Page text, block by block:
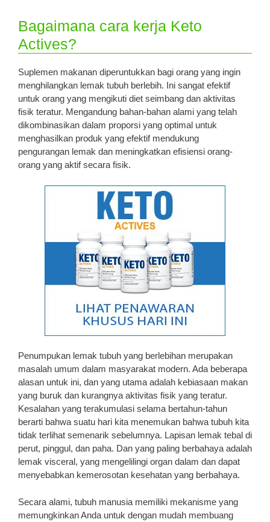
Bagaimana cara kerja Keto
Actives?
Suplemen makanan diperuntukkan bagi orang yang ingin
menghilangkan lemak tubuh berlebih. Ini sangat efektif
untuk orang yang mengikuti diet seimbang dan aktivitas
fisik teratur. Mengandung bahan-bahan alami yang telah
dikombinasikan dalam proporsi yang optimal untuk
menghasilkan produk yang efektif mendukung
pengurangan lemak dan meningkatkan efisiensi orang-
orang yang aktif secara fisik.
Penumpukan lemak tubuh yang berlebihan merupakan
masalah umum dalam masyarakat modern. Ada beberapa
alasan untuk ini, dan yang utama adalah kebiasaan makan
yang buruk dan kurangnya aktivitas fisik yang teratur.
Kesalahan yang terakumulasi selama bertahun-tahun
berarti bahwa suatu hari kita menemukan bahwa tubuh kita
tidak terlihat semenarik sebelumnya. Lapisan lemak tebal di
perut, pinggul, dan paha. Dan yang paling berbahaya adalah
lemak visceral, yang mengelilingi organ dalam dan dapat
menyebabkan kemerosotan kesehatan yang berbahaya.
Secara alami, tubuh manusia memiliki mekanisme yang
memungkinkan Anda untuk dengan mudah membuang